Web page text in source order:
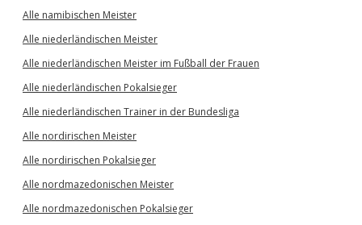
Alle namibischen Meister
Alle niederländischen Meister
Alle niederländischen Meister im Fußball der Frauen
Alle niederländischen Pokalsieger
Alle niederländischen Trainer in der Bundesliga
Alle nordirischen Meister
Alle nordirischen Pokalsieger
Alle nordmazedonischen Meister
Alle nordmazedonischen Pokalsieger